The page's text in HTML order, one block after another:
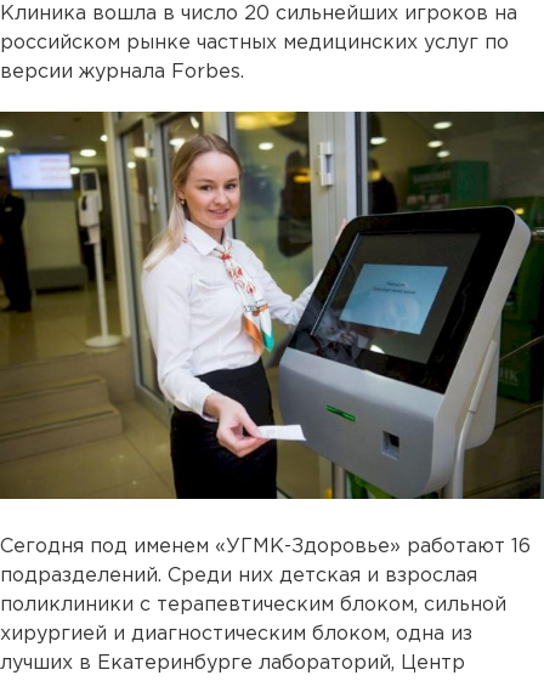
Клиника вошла в число 20 сильнейших игроков на
российском рынке частных медицинских услуг по
версии журнала Forbes.
Сегодня под именем «УГМК-Здоровье» работают 16
подразделений. Среди них детская и взрослая
поликлиники с терапевтическим блоком, сильной
хирургией и диагностическим блоком, одна из
лучших в Екатеринбурге лабораторий, Центр